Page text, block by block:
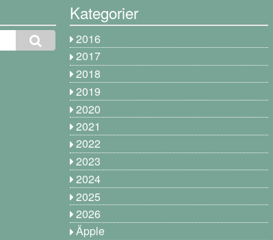
Kategorier
2016
2017
2018
2019
2020
2021
2022
2023
2024
2025
2026
Äpple